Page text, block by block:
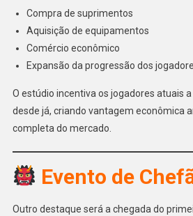
Compra de suprimentos
Aquisição de equipamentos
Comércio econômico
Expansão da progressão dos
O estúdio incentiva os jogadores atuais
desde já, criando vantagem econômica
completa do mercado.
Evento de
Outro destaque será a chegada do